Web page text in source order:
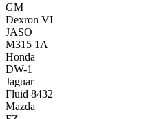
GM
Dexron VI
JASO
M315 1A
Honda
DW-1
Jaguar
Fluid 8432
Mazda